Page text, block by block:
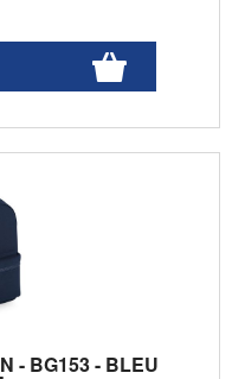
- BG153 - BLEU